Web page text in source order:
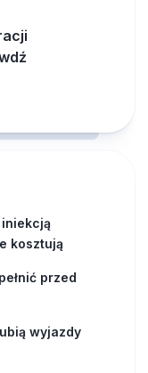
kosztują
przed
wyjazdy